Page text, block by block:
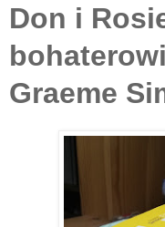
Don i
Graeme